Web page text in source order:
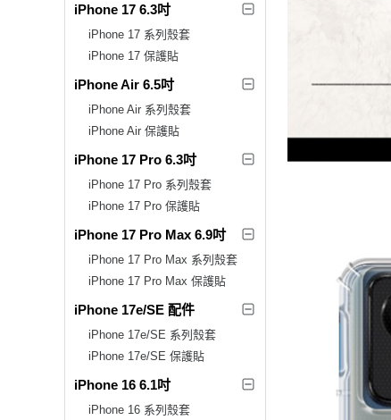
iPhone 17 6.3吋
iPhone 17 系列殼套
iPhone 17 保護貼
iPhone Air 6.5吋
iPhone Air 系列殼套
iPhone Air 保護貼
iPhone 17 Pro 6.3吋
iPhone 17 Pro 系列殼套
iPhone 17 Pro 保護貼
iPhone 17 Pro Max 6.9吋
iPhone 17 Pro Max 系列殼套
iPhone 17 Pro Max 保護貼
iPhone 17e/SE 配件
iPhone 17e/SE 系列殼套
iPhone 17e/SE 保護貼
iPhone 16 6.1吋
iPhone 16 系列殼套